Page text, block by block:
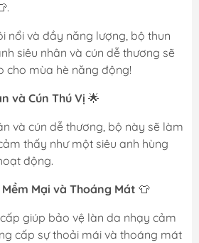
nổi và đầy năng lượng, bộ thun
siêu nhân và cún dễ thương sẽ
cho mùa hè năng động!
và Cún Thú Vị 🌟
và cún dễ thương, bộ này sẽ làm
thấy như một siêu anh hùng
động.
Mại và Thoáng Mát 👕
giúp bảo vệ làn da nhạy cảm
cấp sự thoải mái và thoáng mát